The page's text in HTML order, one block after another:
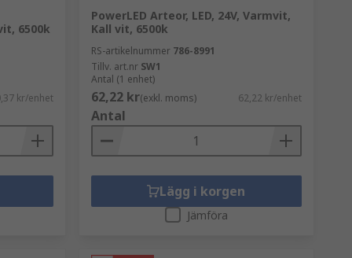
6500k
kr/enhet
PowerLED Arteor, LED, 24V, Varmvit,
Kall vit, 6500k
RS-artikelnummer 786-8991
Tillv. art.nr SW1
Antal (1 enhet)
62,22 kr(exkl. moms) 62,22 kr/enhet
Antal
Lägg i korgen
Jämföra